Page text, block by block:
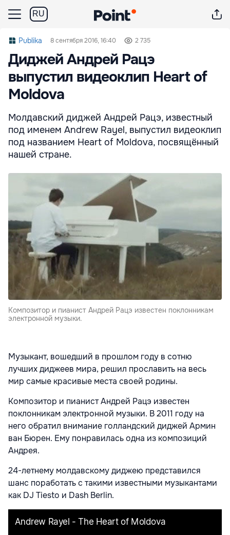
RU
Publika 8 сентября 2016, 16:40 2 735
Диджей Андрей Рацэ
выпустил видеоклип Heart of
Moldova
Молдавский диджей Андрей Рацэ, известный
под именем Andrew Rayel, выпустил видеоклип
под названием Heart of Moldova, посвящённый
нашей стране.
Композитор и пианист Андрей Рацэ известен поклонникам
электронной музыки.
Музыкант, вошедший в прошлом году в сотню
лучших диджеев мира, решил прославить на весь
мир самые красивые места своей родины.
Композитор и пианист Андрей Рацэ известен
поклонникам электронной музыки. В 2011 году на
него обратил внимание голландский диджей Армин
ван Бюрен. Ему понравилась одна из композиций
Андрея.
24-летнему молдавскому диджею представился
шанс поработать с такими известными музыкантами
как DJ Tiesto и Dash Berlin.